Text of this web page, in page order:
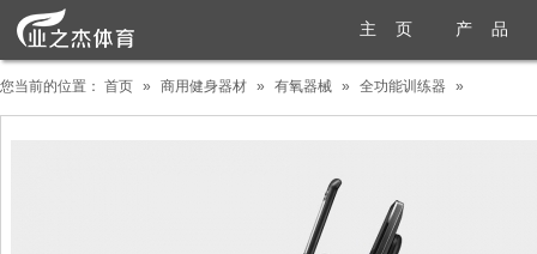
主 页 产 品
您当前的位置： 首页 » 商用健身器材 » 有氧器械 » 全功能训练器 »